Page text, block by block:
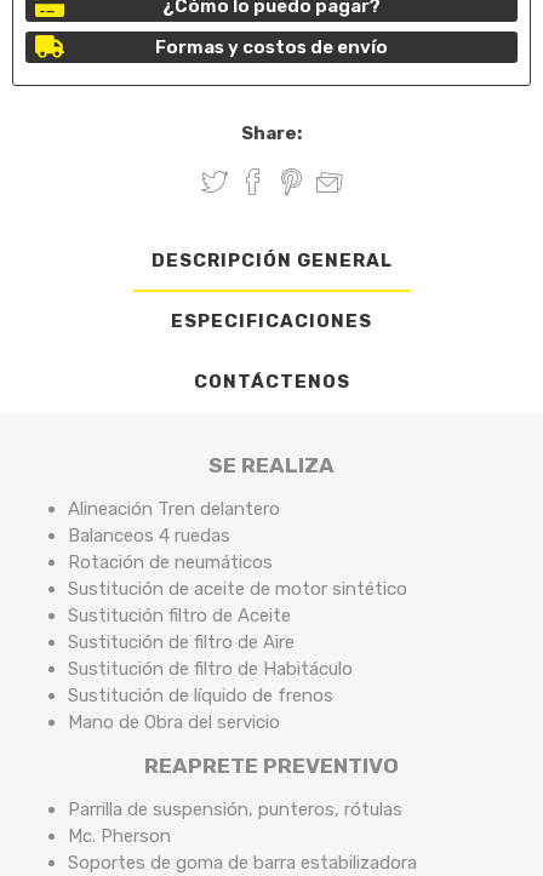
¿Cómo lo puedo pagar?
Formas y costos de envío
Share:
DESCRIPCIÓN GENERAL
ESPECIFICACIONES
CONTÁCTENOS
SE REALIZA
Alineación Tren delantero
Balanceos 4 ruedas
Rotación de neumáticos
Sustitución de aceite de motor sintético
Sustitución filtro de Aceite
Sustitución de filtro de Aire
Sustitución de filtro de Habitáculo
Sustitución de líquido de frenos
Mano de Obra del servicio
REAPRETE PREVENTIVO
Parrilla de suspensión, punteros, rótulas
Mc. Pherson
Soportes de goma de barra estabilizadora